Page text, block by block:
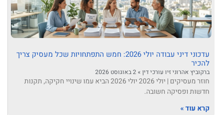
עדכוני דיני עבודה יולי 2026: חמש התפתחויות שכל מעסיק צריך
להכיר
ברקוביץ אהרוני זיו עורכי דין
חוזר מעסיקים | יולי 2026 יולי 2026 הביא עמו שינויי חקיקה, תקנות
חדשות ופסיקה חשובה.
קרא עוד »